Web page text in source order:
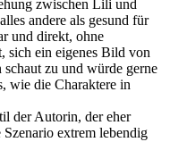
zwischen Lili und
andere als gesund für
und direkt, ohne
sich ein eigenes Bild von
zu und würde gerne
wie die Charaktere in
der Autorin, der eher
extrem lebendig